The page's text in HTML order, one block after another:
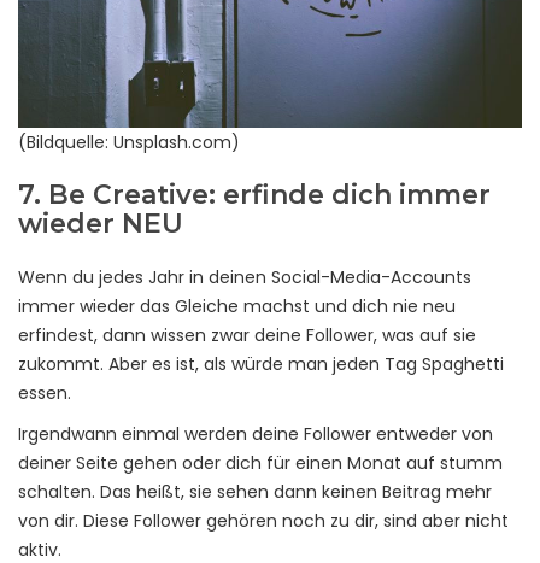
(Bildquelle: Unsplash.com)
7. Be Creative: erfinde dich immer
wieder NEU
Wenn du jedes Jahr in deinen Social-Media-Accounts
immer wieder das Gleiche machst und dich nie neu
erfindest, dann wissen zwar deine Follower, was auf sie
zukommt. Aber es ist, als würde man jeden Tag Spaghetti
essen.
Irgendwann einmal werden deine Follower entweder von
deiner Seite gehen oder dich für einen Monat auf stumm
schalten. Das heißt, sie sehen dann keinen Beitrag mehr
von dir. Diese Follower gehören noch zu dir, sind aber nicht
aktiv.